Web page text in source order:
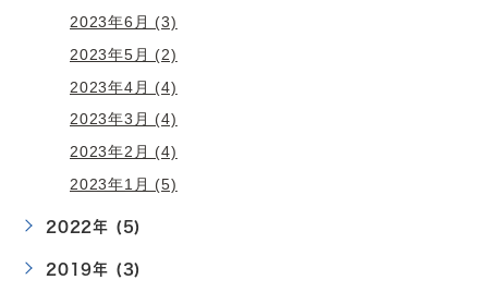
2023年6月 (3)
2023年5月 (2)
2023年4月 (4)
2023年3月 (4)
2023年2月 (4)
2023年1月 (5)
2022年 (5)
2019年 (3)